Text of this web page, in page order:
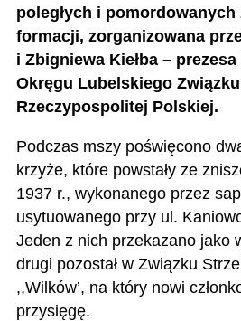
poległych i pomordowanych
formacji, zorganizowana
i Zbigniewa Kiełba –
Okręgu Lubelskiego
Rzeczypospolitej Polskiej.
Podczas mszy poświęcono
krzyże, które powstały ze
1937 r., wykonanego przez
usytuowanego przy ul.
Jeden z nich przekazano jako
drugi pozostał w Związku
,,Wilków’, na który nowi
przysięgę.